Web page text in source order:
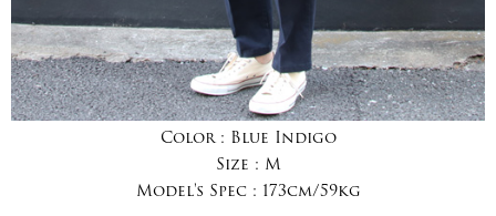
Color : Blue Indigo
Size : M
Model's Spec : 173cm/59kg